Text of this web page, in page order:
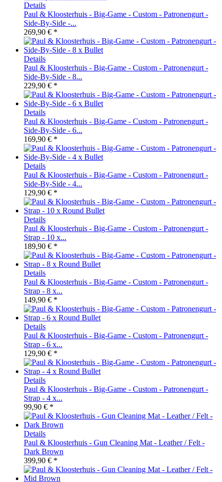
Details
Paul & Kloosterhuis - Big-Game - Custom - Patronengurt -
Side-By-Side -...
269,90 € *
Details
Paul & Kloosterhuis - Big-Game - Custom - Patronengurt -
Side-By-Side - 8...
229,90 € *
Details
Paul & Kloosterhuis - Big-Game - Custom - Patronengurt -
Side-By-Side - 6...
169,90 € *
Details
Paul & Kloosterhuis - Big-Game - Custom - Patronengurt -
Side-By-Side - 4...
129,90 € *
Details
Paul & Kloosterhuis - Big-Game - Custom - Patronengurt -
Strap - 10 x...
189,90 € *
Details
Paul & Kloosterhuis - Big-Game - Custom - Patronengurt -
Strap - 8 x...
149,90 € *
Details
Paul & Kloosterhuis - Big-Game - Custom - Patronengurt -
Strap - 6 x...
129,90 € *
Details
Paul & Kloosterhuis - Big-Game - Custom - Patronengurt -
Strap - 4 x...
99,90 € *
Details
Paul & Kloosterhuis - Gun Cleaning Mat - Leather / Felt -
Dark Brown
399,90 € *